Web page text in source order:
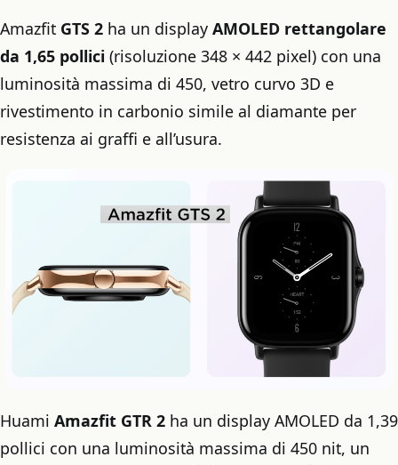
Amazfit GTS 2 ha un display AMOLED rettangolare
da 1,65 pollici (risoluzione 348 × 442 pixel) con una
luminosità massima di 450, vetro curvo 3D e
rivestimento in carbonio simile al diamante per
resistenza ai graffi e all’usura.
Huami Amazfit GTR 2 ha un display AMOLED da 1,39
pollici con una luminosità massima di 450 nit, un